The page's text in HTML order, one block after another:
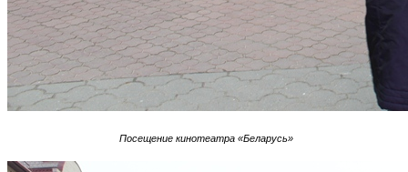
Посещение кинотеатра «Беларусь»